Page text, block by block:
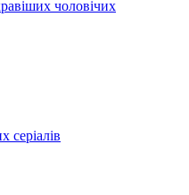
чоловічих